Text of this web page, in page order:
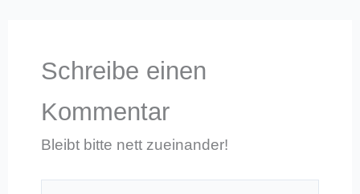
Schreibe einen
Kommentar
Bleibt bitte nett zueinander!